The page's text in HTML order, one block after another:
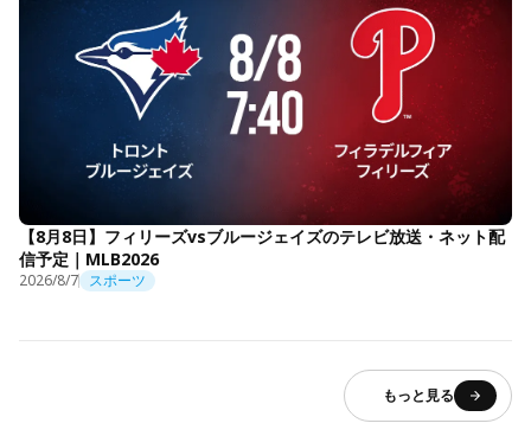
【8月8日】フィリーズvsブルージェイズのテレビ放送・ネット配
信予定｜MLB2026
2026/8/7 スポーツ
もっと見る